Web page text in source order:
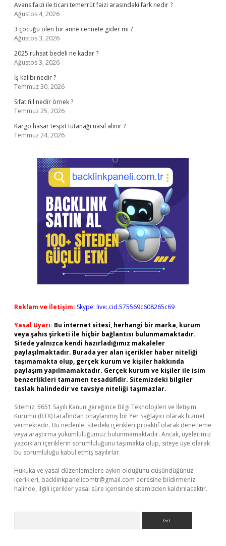
Avans faizi ile ticari temerrüt faizi arasındaki fark nedir ?
Ağustos 4, 2026
3 çocuğu ölen bir anne cennete gider mi ?
Ağustos 3, 2026
2025 ruhsat bedeli ne kadar ?
Ağustos 3, 2026
İş kalıbı nedir ?
Temmuz 30, 2026
Sifat fiil nedir örnek ?
Temmuz 25, 2026
Kargo hasar tespit tutanağı nasıl alınır ?
Temmuz 24, 2026
Reklam ve İletişim: Skype: live:.cid.575569c608265c69
Yasal Uyarı: Bu internet sitesi, herhangi bir marka, kurum
veya şahıs şirketi ile hiçbir bağlantısı bulunmamaktadır.
Sitede yalnızca kendi hazırladığımız makaleler
paylaşılmaktadır. Burada yer alan içerikler haber niteliği
taşımamakta olup, gerçek kurum ve kişiler hakkında
paylaşım yapılmamaktadır. Gerçek kurum ve kişiler ile isim
benzerlikleri tamamen tesadüfidir. Sitemizdeki bilgiler
taslak halindedir ve tavsiye niteliği taşımazlar.
Sitemiz, 5651 Sayılı Kanun gereğince Bilgi Teknolojileri ve İletişim
Kurumu (BTK) tarafından onaylanmış bir Yer Sağlayıcı olarak hizmet
vermektedir. Bu nedenle, sitedeki içerikleri proaktif olarak denetleme
veya araştırma yükümlülüğümüz bulunmamaktadır. Ancak, üyelerimiz
yazdıkları içeriklerin sorumluluğunu taşımakta olup, siteye üye olarak
bu sorumluluğu kabul etmiş sayılırlar.
Hukuka ve yasal düzenlemelere aykırı olduğunu düşündüğünüz
içerikleri, backlinkpanelicomtr@gmail.com adresine bildirmeniz
halinde, ilgili içerikler yasal süre içerisinde sitemizden kaldırılacaktır.